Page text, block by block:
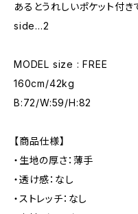
あるとうれしいポケット付
side...2
MODEL size : FREE
160cm/42kg
B:72/W:59/H:82
【商品仕様】
・生地の厚さ：薄手
・透け感：なし
・ストレッチ：なし